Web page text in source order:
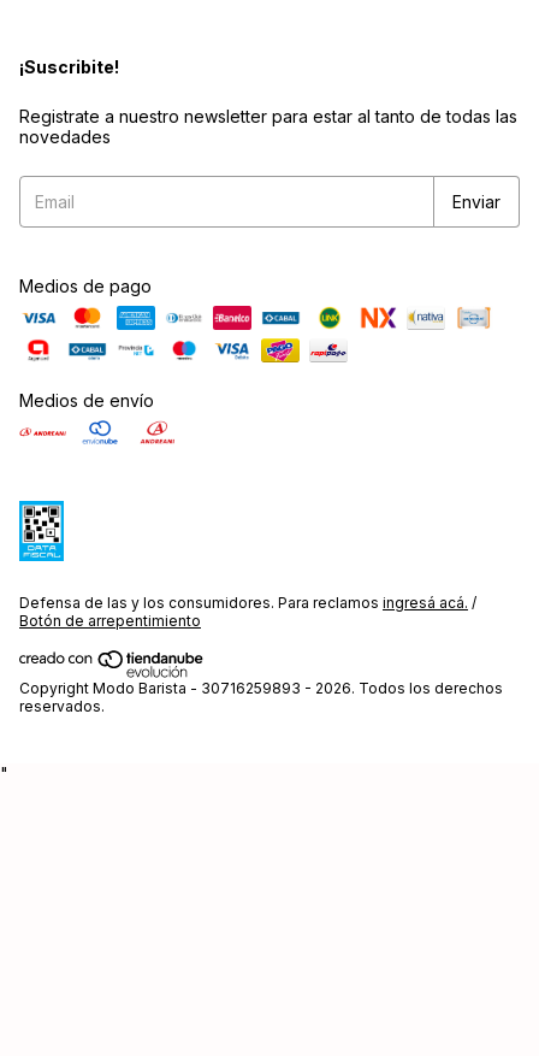
¡Suscribite!
Registrate a nuestro newsletter para estar al tanto de todas las
novedades
Medios de pago
Medios de envío
Defensa de las y los consumidores. Para reclamos ingresá acá. /
Botón de arrepentimiento
Copyright Modo Barista - 30716259893 - 2026. Todos los derechos
reservados.
"